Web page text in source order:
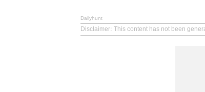
Dailyhunt
Disclaimer: This content has not been